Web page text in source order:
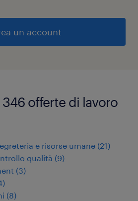
un account
offerte di lavoro
e risorse umane (21)
qualità (9)
(3)
)
(8)